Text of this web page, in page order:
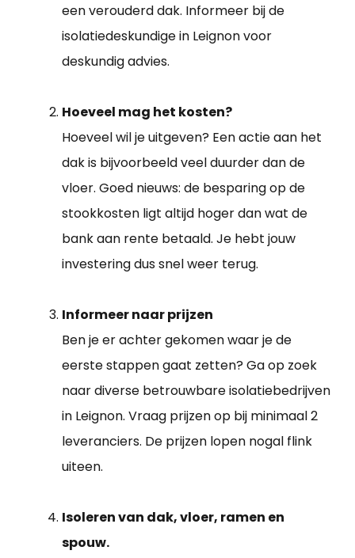
een verouderd dak. Informeer bij de
isolatiedeskundige in Leignon voor
deskundig advies.
Hoeveel mag het kosten?
Hoeveel wil je uitgeven? Een actie aan het
dak is bijvoorbeeld veel duurder dan de
vloer. Goed nieuws: de besparing op de
stookkosten ligt altijd hoger dan wat de
bank aan rente betaald. Je hebt jouw
investering dus snel weer terug.
Informeer naar prijzen
Ben je er achter gekomen waar je de
eerste stappen gaat zetten? Ga op zoek
naar diverse betrouwbare isolatiebedrijven
in Leignon. Vraag prijzen op bij minimaal 2
leveranciers. De prijzen lopen nogal flink
uiteen.
Isoleren van dak, vloer, ramen en
spouw.